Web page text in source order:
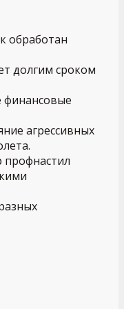
обработан
долгим сроком
финансовые
агрессивных
профнастил